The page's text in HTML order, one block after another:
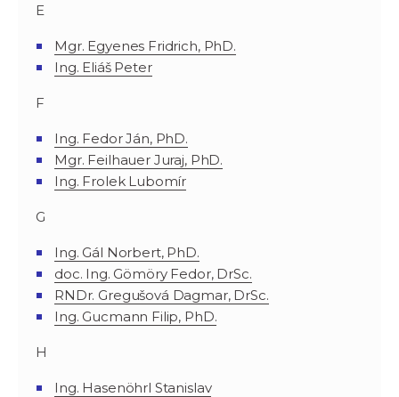
E
Mgr. Egyenes Fridrich, PhD.
Ing. Eliáš Peter
F
Ing. Fedor Ján, PhD.
Mgr. Feilhauer Juraj, PhD.
Ing. Frolek Lubomír
G
Ing. Gál Norbert, PhD.
doc. Ing. Gömöry Fedor, DrSc.
RNDr. Gregušová Dagmar, DrSc.
Ing. Gucmann Filip, PhD.
H
Ing. Hasenöhrl Stanislav